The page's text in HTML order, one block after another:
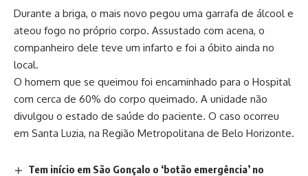
Durante a briga, o mais novo pegou uma garrafa de álcool e
ateou fogo no próprio corpo. Assustado com acena, o
companheiro dele teve um infarto e foi a óbito ainda no
local.
O homem que se queimou foi encaminhado para o Hospital
com cerca de 60% do corpo queimado. A unidade não
divulgou o estado de saúde do paciente. O caso ocorreu
em Santa Luzia, na Região Metropolitana de Belo Horizonte.
Tem início em São Gonçalo o ‘botão emergência’ no